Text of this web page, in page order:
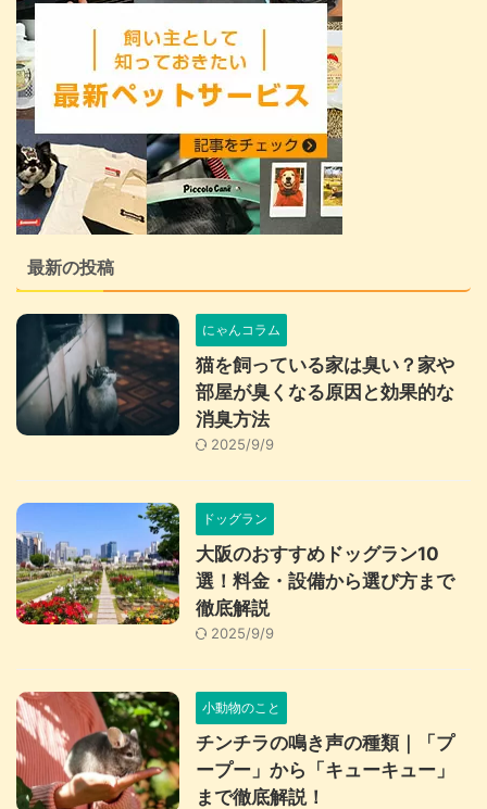
最新の投稿
にゃんコラム
猫を飼っている家は臭い？家や
部屋が臭くなる原因と効果的な
消臭方法
2025/9/9
ドッグラン
大阪のおすすめドッグラン10
選！料金・設備から選び方まで
徹底解説
2025/9/9
小動物のこと
チンチラの鳴き声の種類｜「プ
ープー」から「キューキュー」
まで徹底解説！